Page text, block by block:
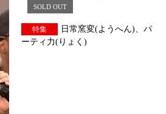
SOLD OUT
特集
日常窯変(ようへん)、パ
ーティ力(りょく)